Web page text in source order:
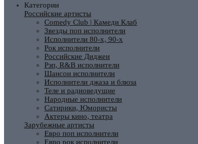
Категории
Российские артисты
Comedy Club | Камеди Клаб
Звезды поп исполнители
Исполнители 80-х, 90-х
Рок исполнители
Российские Диджеи
Рэп, R&B исполнители
Шансон исполнители
Исполнители джаза и блюза
Теле и радиоведущие
Народные исполнители
Сатирики, Юмористы
Актеры кино, театра
Зарубежные артисты
Евро поп исполнители
Евро рок исполнители